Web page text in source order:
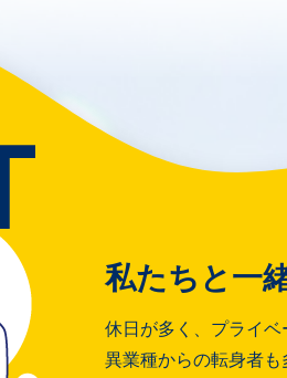
私たちと一
休日が多く、プライベ
異業種からの転身者も